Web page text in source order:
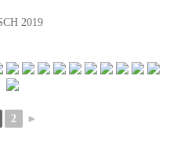
2019
2 ►